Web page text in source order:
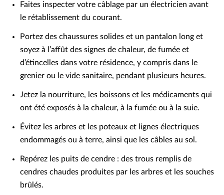
Faites inspecter votre câblage par un électricien avant
le rétablissement du courant.
Portez des chaussures solides et un pantalon long et
soyez à l’affût des signes de chaleur, de fumée et
d’étincelles dans votre résidence, y compris dans le
grenier ou le vide sanitaire, pendant plusieurs heures.
Jetez la nourriture, les boissons et les médicaments qui
ont été exposés à la chaleur, à la fumée ou à la suie.
Évitez les arbres et les poteaux et lignes électriques
endommagés ou à terre, ainsi que les câbles au sol.
Repérez les puits de cendre : des trous remplis de
cendres chaudes produites par les arbres et les souches
brûlés.